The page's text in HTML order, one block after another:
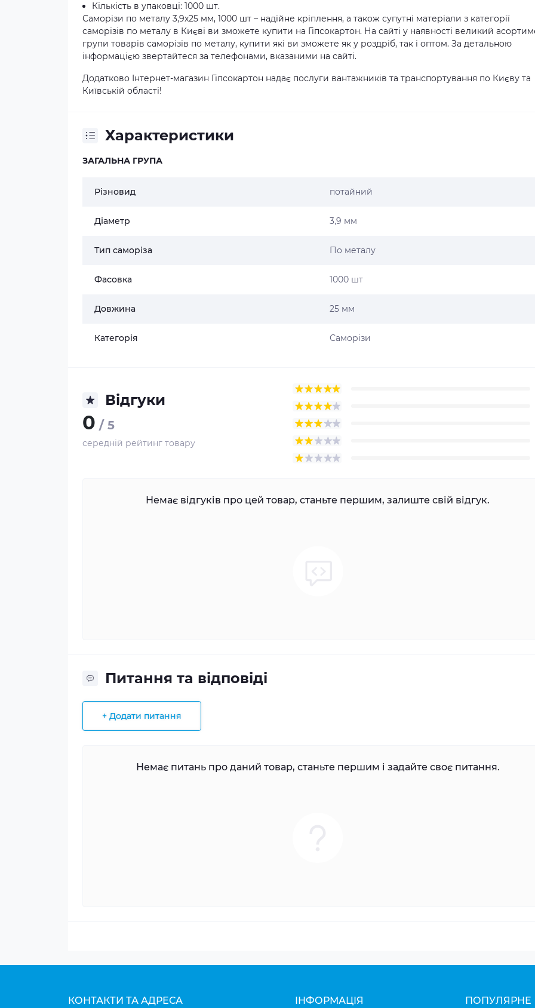
Кількість в упаковці: 1000 шт.
Саморізи по металу 3,9x25 мм, 1000 шт – надійне кріплення, а також супутні матеріали з категорії
саморізів по металу в Києві ви зможете купити на Гіпсокартон. На сайті у наявності великий
групи товарів саморізів по металу, купити які ви зможете як у роздріб, так і оптом. За детальною
інформацією звертайтеся за телефонами, вказаними на сайті.
Додатково Інтернет-магазин Гіпсокартон надає послуги вантажників та транспортування по Києву та
Київській області!
Характеристики
ЗАГАЛЬНА ГРУПА
Різновид потайний
Діаметр 3,9 мм
Тип саморіза По металу
Фасовка 1000 шт
Довжина 25 мм
Категорія Саморізи
Відгуки
0 / 5
середній рейтинг товару
Немає відгуків про цей товар, станьте першим, залиште свій відгук.
Питання та відповіді
+ Додати питання
Немає питань про даний товар, станьте першим і задайте своє питання.
КОНТАКТИ ТА АДРЕСА ІНФОРМАЦІЯ ПОПУЛЯРНЕ